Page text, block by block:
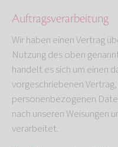
Auftragsverarbeitung
Wir haben einen Vertrag
Nutzung des oben
handelt es sich um einen
vorgeschriebenen
personenbezogenen
nach unseren Weisungen
verarbeitet.